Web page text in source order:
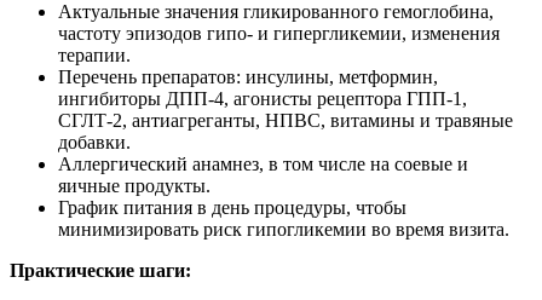
Актуальные значения гликированного гемоглобина,
частоту эпизодов гипо- и гипергликемии, изменения
терапии.
Перечень препаратов: инсулины, метформин,
ингибиторы ДПП‑4, агонисты рецептора ГПП‑1,
СГЛТ‑2, антиагреганты, НПВС, витамины и травяные
добавки.
Аллергический анамнез, в том числе на соевые и
яичные продукты.
График питания в день процедуры, чтобы
минимизировать риск гипогликемии во время визита.
Практические шаги: